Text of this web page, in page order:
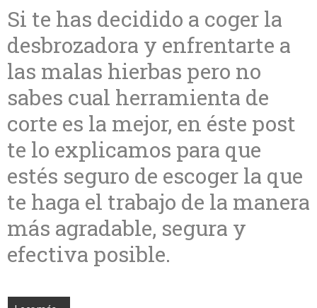
Si te has decidido a coger la
desbrozadora y enfrentarte a
las malas hierbas pero no
sabes cual herramienta de
corte es la mejor, en éste post
te lo explicamos para que
estés seguro de escoger la que
te haga el trabajo de la manera
más agradable, segura y
efectiva posible.